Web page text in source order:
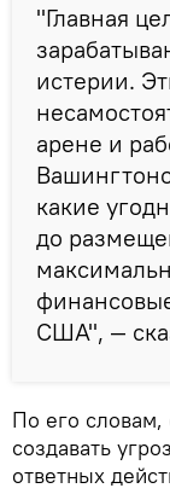
"Главная
истерии.
арене и
какие
до
США", —
По его
создавать
ответных